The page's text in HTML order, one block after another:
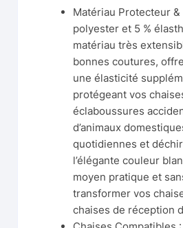
Matériau Protecteur &
polyester et 5 %
matériau très
bonnes coutures,
une élasticité
protégeant vos
éclaboussures
d’animaux
quotidiennes et
l’élégante couleur
moyen pratique et
transformer vos
chaises de réception